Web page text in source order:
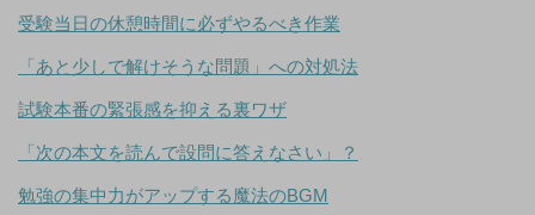
受験当日の休憩時間に必ずやるべき作業
「あと少しで解けそうな問題」への対処法
試験本番の緊張感を抑える裏ワザ
「次の本文を読んで設問に答えなさい」？
勉強の集中力がアップする魔法のBGM